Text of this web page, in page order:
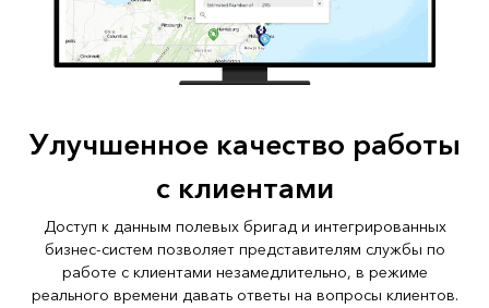
Улучшенное качество работы
с клиентами
Доступ к данным полевых бригад и интегрированных
бизнес-систем позволяет представителям службы по
работе с клиентами незамедлительно, в режиме
реального времени давать ответы на вопросы клиентов.